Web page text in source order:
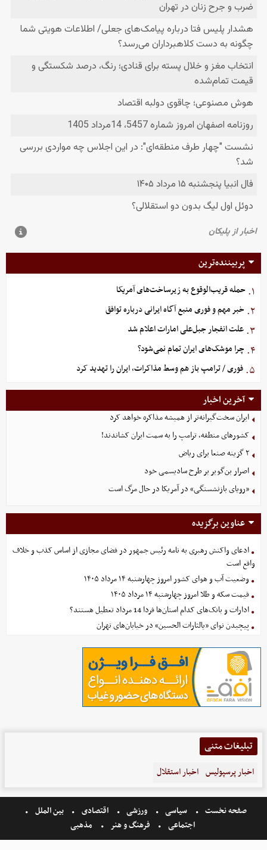
پربیننده‌ترین
۱. حمله قریب‌الوقوع به زیرساخت‌های آمریکا
۲. خبر مهم و فوری منبع آگاه ایرانی درباره توافق
۳. علت انفجار جبل‌علی امارات اعلام شد
۴. چرا موشک‌های ایران تمام نمی‌شود؟
۵. فوری / ترامپ باز هم وسط مذاکرات، ایران را تهدید کرد
آخرین اخبار
ایران سخت‌گیرانه‌تر از همیشه مذاکره خواهد کرد
کشورهای منطقه، ترامپ را به سمت ایران کشاندند!
۲ گزینه صنعا برای ریاض
اصرار بن‌گویر بر طرح سادیسمی خود
«رویای بازنشستگی» در آمریکا در حال مرگ است
عناوین برگزیده
ادعای واکنش رهبری به نامه رئیس جمهور در فضای مجازی از اساس کذب و خلاف
واقع است
وضعیت آب و هوای کشور امروز چهارشنبه ۱۴ مرداد ۱۴۰۵
قیمت سکه و طلا امروز چهارشنبه ۱۴ مرداد ۱۴۰۵
ادارات و بانک‌های کدام استان‌ها فردا 14 مرداد تعطیل هستند؟
پیچیدن نوای «یالثارات الحسین» در خیابان‌های تهران
تبلیغات متنی
اخبار پرسپولیس اخبار استقلال
صفحه نخست سیاسی ورزشی اقتصادی
بین الملل
اجتماعی
فرهنگ و هنر مذهبی